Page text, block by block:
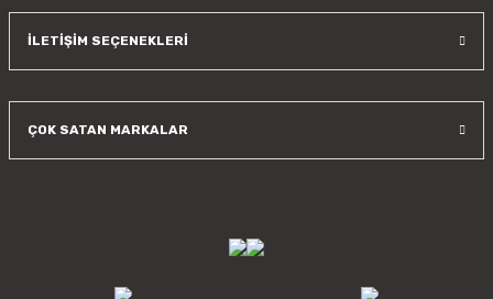
İLETİŞİM SEÇENEKLERİ
ÇOK SATAN MARKALAR